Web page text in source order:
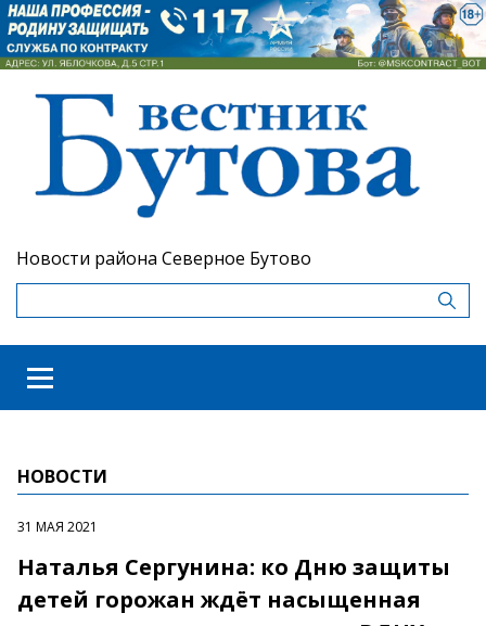
Новости района Северное Бутово
НОВОСТИ
31 МАЯ 2021
Наталья Сергунина: ко Дню защиты
детей горожан ждёт насыщенная